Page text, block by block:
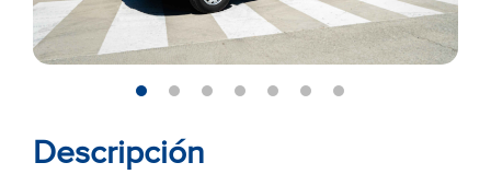
Descripción